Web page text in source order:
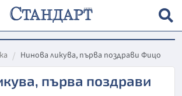
Нинова ликува, първа поздрави Фицо
първа поздрави